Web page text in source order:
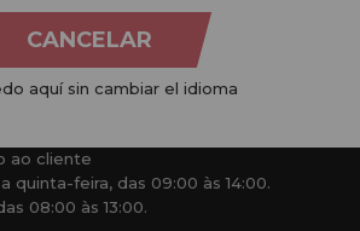
e beleza, oferecendo uma vasta
económico e profissional. Temos preços
estamos sempre à sua disposição.
ao cliente
quinta-feira, das 09:00 às 14:00.
08:00 às 13:00.
CANCELAR
aquí sin cambiar el idioma